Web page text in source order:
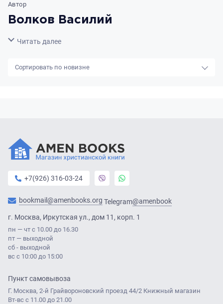
Автор
Волков Василий
Свернуть
Читать далее
новизне
+7(926) 316-03-24
bookmail@amenbooks.org Telegram@amenbook
г. Москва, Иркутская ул., дом 11, корп. 1
пн — чт с 10.00 до 16.30
пт — выходной
сб - выходной
вс с 10:00 до 15:00
Пункт самовывоза
Г. Москва, 2-й Грайвороновский проезд 44/2 Книжный магазин
Вт-вс с 11.00 до 21.00